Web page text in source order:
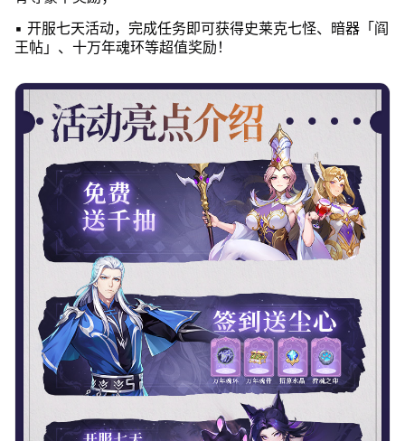
▪ 开服七天活动，完成任务即可获得史莱克七怪、暗器「阎
王帖」、十万年魂环等超值奖励！